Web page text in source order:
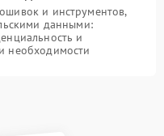
и инструментов,
данными:
и
необходимости